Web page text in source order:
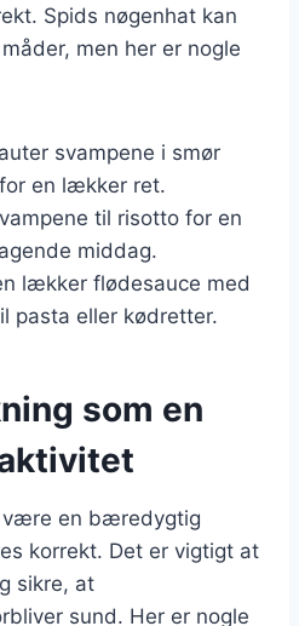
Spids nøgenhat kan
men her er nogle
svampene i smør
en lækker ret.
til risotto for en
middag.
lækker flødesauce med
pasta eller kødretter.
som en
være en bæredygtig
korrekt. Det er vigtigt at
sikre, at
sund. Her er nogle